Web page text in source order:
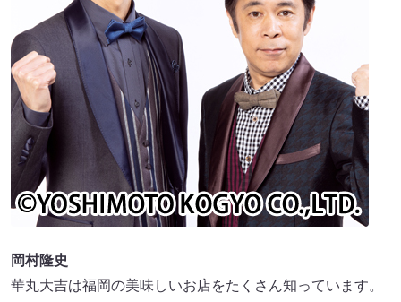
岡村隆史
華丸大吉は福岡の美味しいお店をたくさん知っています。